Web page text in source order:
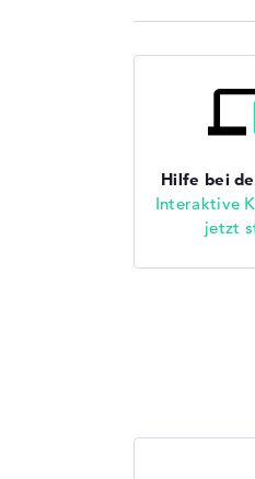
Hilfe bei
Interaktive
jetzt